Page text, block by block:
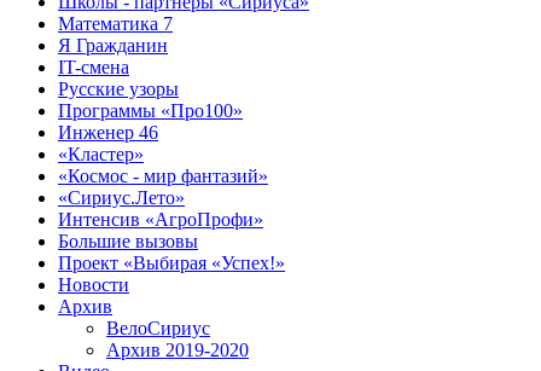
Математика 7
Я Гражданин
IT-смена
Русские узоры
Программы «Про100»
Инженер 46
«Кластер»
«Космос - мир фантазий»
«Сириус.Лето»
Интенсив «АгроПрофи»‎
Большие вызовы
Проект «Выбирая «Успех!»
Новости
Архив
ВелоСириус
Архив 2019-2020